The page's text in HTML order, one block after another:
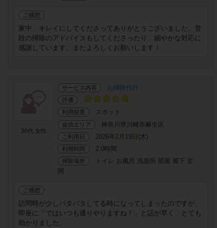
ご感想
家中、キレイにしてくださってありがとうございました。普
段の掃除のアドバイスもしてくださったり、細やかな対応に
感謝しています。またよろしくお願いします！
30代 女性
サービス内容 お掃除代行
評価
利用頻度
スポット
提供エリア 神奈川県川崎市麻生区
ご利用日 2026年2月19日(木)
利用時間 2.0時間
掃除場所
トイレ お風呂 洗面所 部屋 廊下 玄
関
ご感想
訪問時が少しバタバタしてる時になってしまったのですが、
即座に「ではいつも通りやりますね！」と話が早く、とても
助かりました。